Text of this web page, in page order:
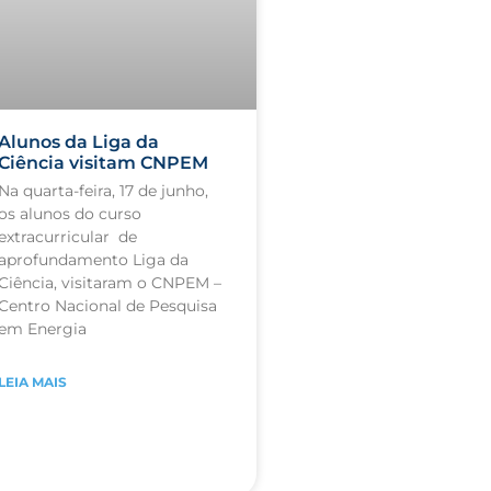
da Liga da
visitam CNPEM
quarta-feira, 17 de junho,
alunos do curso
de
Liga da
visitaram o CNPEM –
Nacional de Pesquisa
Energia
MAIS